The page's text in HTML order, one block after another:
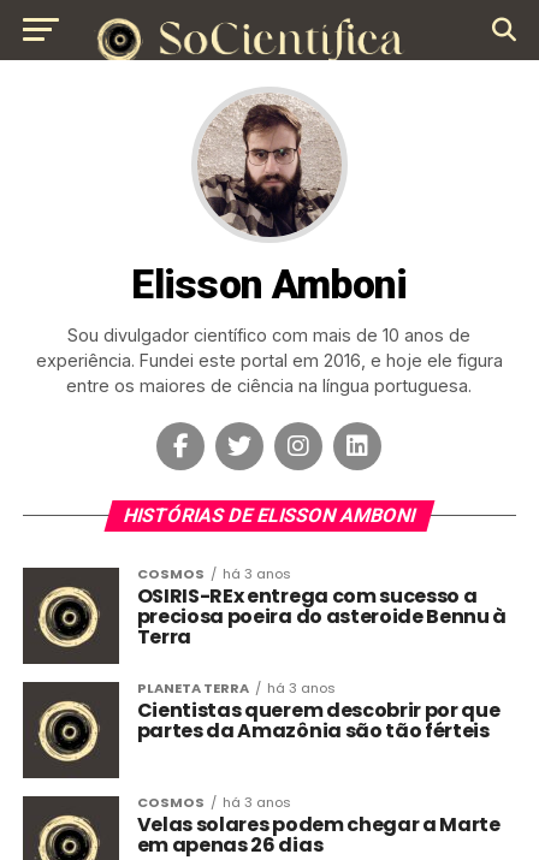
Elisson Amboni
Sou divulgador científico com mais de 10 anos de
experiência. Fundei este portal em 2016, e hoje ele figura
entre os maiores de ciência na língua portuguesa.
HISTÓRIAS DE ELISSON AMBONI
COSMOS há 3 anos
OSIRIS-REx entrega com sucesso a
preciosa poeira do asteroide Bennu à
Terra
PLANETA TERRA há 3 anos
Cientistas querem descobrir por que
partes da Amazônia são tão férteis
COSMOS há 3 anos
Velas solares podem chegar a Marte
em apenas 26 dias